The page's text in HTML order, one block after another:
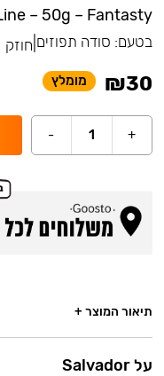
– 50g – Fantasty
בטעם: סודה תפוזים חוזק
₪30 מומלץ
+
1
-
תיאור המוצר +
על Salvador